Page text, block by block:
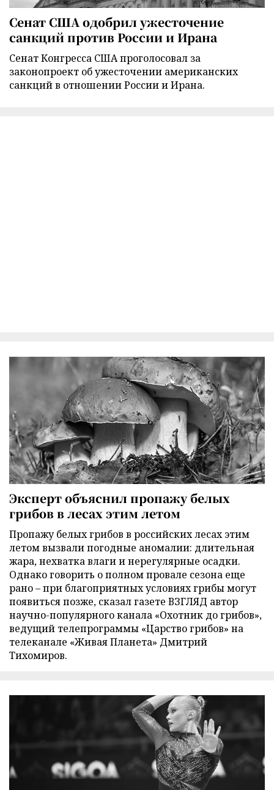
Сенат США одобрил ужесточение
санкций против России и Ирана
Сенат Конгресса США проголосовал за
законопроект об ужесточении американских
санкций в отношении России и Ирана.
Эксперт объяснил пропажу белых
грибов в лесах этим летом
Пропажу белых грибов в российских лесах этим
летом вызвали погодные аномалии: длительная
жара, нехватка влаги и нерегулярные осадки.
Однако говорить о полном провале сезона еще
рано – при благоприятных условиях грибы могут
появиться позже, сказал газете ВЗГЛЯД автор
научно-популярного канала «Охотник до грибов»,
ведущий телепрограммы «Царство грибов» на
телеканале «Живая Планета» Дмитрий
Тихомиров.